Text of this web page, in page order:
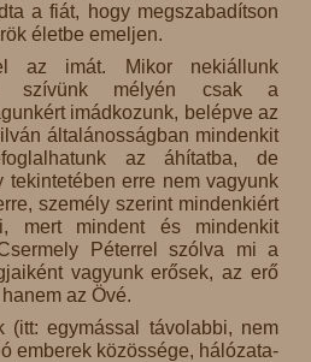
a fiát, hogy megszabadítson
életbe emeljen.
az imát. Mikor nekiállunk
szívünk mélyén csak a
imádkozunk, belépve az
általánosságban mindenkit
az áhítatba, de
tekintetében erre nem vagyunk
személy szerint mindenkiért
mert mindent és mindenkit
Péterrel szólva mi a
vagyunk erősek, az erő
az Övé.
(itt: egymással távolabbi, nem
emberek közössége, hálózata-